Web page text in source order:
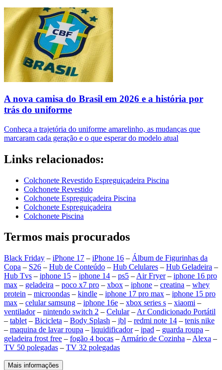
A nova camisa do Brasil em 2026 e a história por
trás do uniforme
Conheça a trajetória do uniforme amarelinho, as mudanças que
marcaram cada geração e o que esperar do modelo atual
Links relacionados:
Colchonete Revestido Espreguiçadeira Piscina
Colchonete Revestido
Colchonete Espreguiçadeira Piscina
Colchonete Espreguiçadeira
Colchonete Piscina
Termos mais procurados
Black Friday – iPhone 17 – iPhone 16 – Álbum de Figurinhas da
Copa – S26 – Hub de Conteúdo – Hub Celulares – Hub Geladeira –
Hub Tvs – iphone 15 – iphone 14 – ps5 – Air Fryer– iphone 16 pro
max – geladeira – poco x7 pro – xbox – iphone – creatina – whey
protein – microondas – kindle – iphone 17 pro max – iphone 15 pro
max – celular samsung – iphone 16e – xbox series s – xiaomi –
ventilador– nintendo switch 2 – Celular– Ar Condicionado Portátil
– tablet – Bicicleta – Body Splash – jbl – redmi note 14 – tenis nike
– maquina de lavar roupa – liquidificador– ipad – guarda roupa –
geladeira frost free – fogão 4 bocas – Armário de Cozinha – Alexa –
TV 50 polegadas – TV 32 polegadas
Mais informações